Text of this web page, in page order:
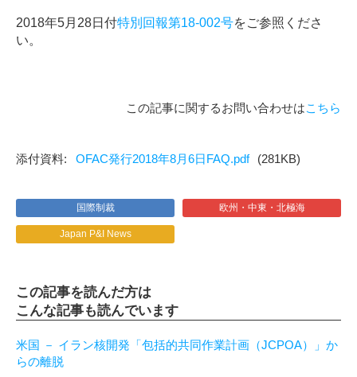
2018年5月28日付特別回報第18-002号をご参照くださ
い。
この記事に関するお問い合わせはこちら
OFAC発行2018年8月6日FAQ.pdf (281KB)
国際制裁 欧州・中東・北極海
Japan P&I News
この記事を読んだ方は
こんな記事も読んでいます
米国 － イラン核開発「包括的共同作業計画（JCPOA）」か
らの離脱